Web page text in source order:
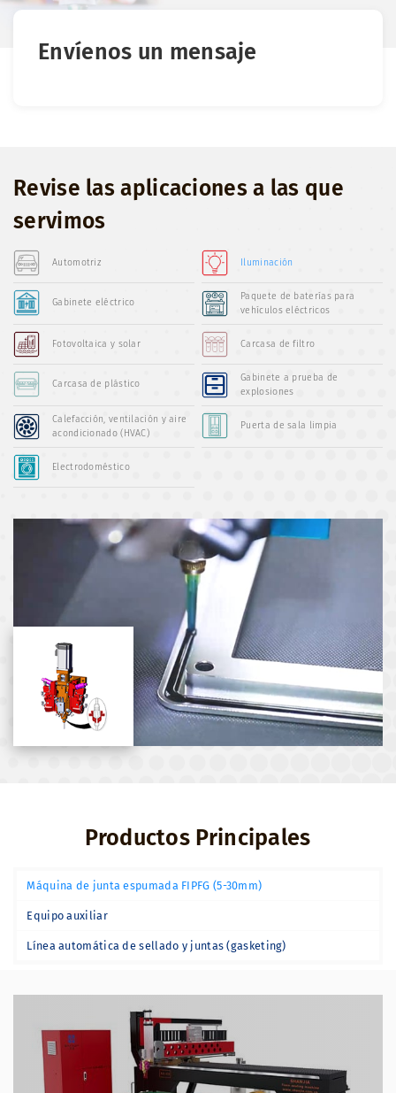
Envíenos un mensaje
Revise las aplicaciones a las que
servimos
Automotriz Iluminación
Gabinete eléctrico
Paquete de baterías para
vehículos eléctricos
Fotovoltaica y solar Carcasa de filtro
Carcasa de plástico
Gabinete a prueba de
explosiones
Calefacción, ventilación y aire
acondicionado (HVAC)
Puerta de sala limpia
Electrodoméstico
Productos Principales
Máquina de junta espumada FIPFG (5-30mm)
Equipo auxiliar
Línea automática de sellado y juntas (gasketing)